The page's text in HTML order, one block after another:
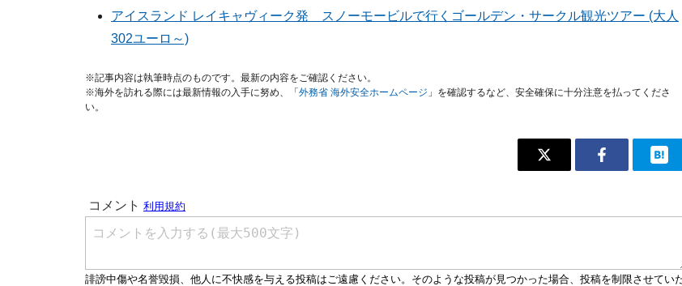
アイスランド レイキャヴィーク発 スノーモービルで行くゴールデン・サークル観光ツアー (大人
302ユーロ～)
※記事内容は執筆時点のものです。最新の内容をご確認ください。
※海外を訪れる際には最新情報の入手に努め、「 外務省 海外安全ホームページ 」を確認するなど、安全確保に十分注意を払ってくださ
い。